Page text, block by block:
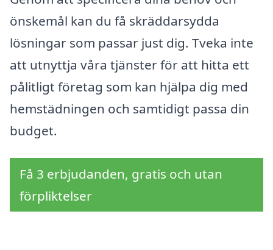
önskemål kan du få skräddarsydda
lösningar som passar just dig. Tveka inte
att utnyttja våra tjänster för att hitta ett
pålitligt företag som kan hjälpa dig med
hemstädningen och samtidigt passa din
budget.
Få 3 erbjudanden, gratis och utan
förpliktelser